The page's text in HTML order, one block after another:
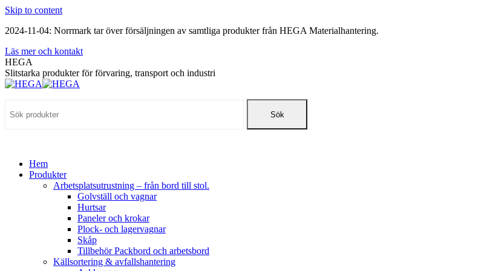
Skip to content
2024-11-04: Norrmark tar över försäljningen av samtliga produkter från HEGA Materialhantering.
Läs mer och kontakt
HEGA
Slitstarka produkter för förvaring, transport och industri
Hem
Produkter
Arbetsplatsutrustning – från bord till stol.
Golvställ och vagnar
Hurtsar
Paneler och krokar
Plock- och lagervagnar
Skåp
Tillbehör Packbord och arbetsbord
Källsortering & avfallshantering